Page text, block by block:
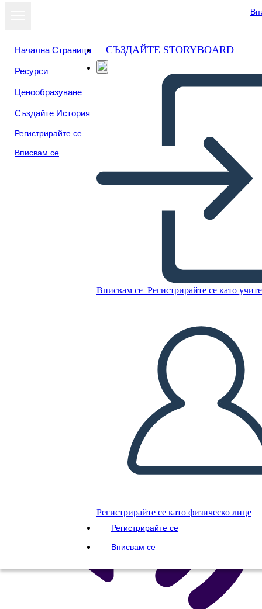
Начална Страница
Ресурси
Ценообразуване
Създайте История
Регистрирайте се
Вписвам се
СЪЗДАЙТЕ STORYBOARD
Вписвам се Регистрирайте се като
Регистрирайте се като физическо лице
Регистрирайте се
Вписвам се
Момчета Символика
СЪЗДАЙТЕ СЦЕНАРИЙ
ПУСКАНЕ НА СЛАЙДШОУ
ЧЕТИ МИ
Преглед като
слайдшоу